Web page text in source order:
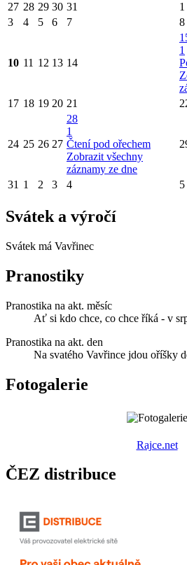
27 28 29 30 31 1
3
4 5 6 7 8
10 11 12 13 14
1
17 18 19 20 21
24 25 26 27
28
1
Čtení pod ořechem
Zobrazit všechny
záznamy ze dne
31 1 2 3 4 5
Svátek a výročí
Svátek má Vavřinec
Pranostiky
Pranostika na akt. měsíc
Ať si kdo chce, co chce říká - v
Pranostika na akt. den
Na svatého Vavřince jdou oříšky
Fotogalerie
Rajce.net
ČEZ distribuce